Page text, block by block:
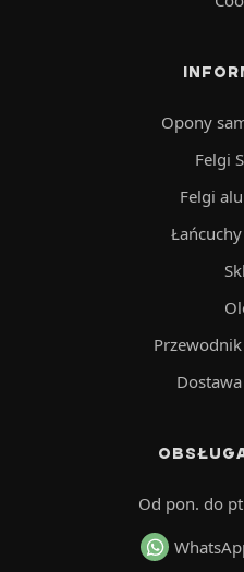
Opony
Felgi
Felgi
Od pon. do